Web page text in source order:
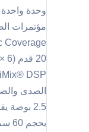
وحدة
الصدى
2.5